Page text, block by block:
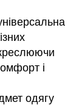
і
одягу